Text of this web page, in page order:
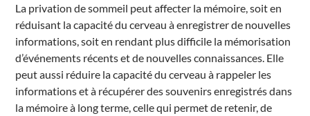
La privation de sommeil peut affecter la mémoire, soit en
réduisant la capacité du cerveau à enregistrer de nouvelles
informations, soit en rendant plus difficile la mémorisation
d’événements récents et de nouvelles connaissances. Elle
peut aussi réduire la capacité du cerveau à rappeler les
informations et à récupérer des souvenirs enregistrés dans
la mémoire à long terme, celle qui permet de retenir, de